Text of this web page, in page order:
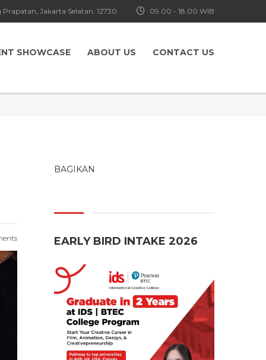
09.00 - 18.00 WIB
Jakarta Selatan. 12730
SHOWCASE ABOUT US CONTACT US
BAGIKAN
EARLY BIRD INTAKE 2026